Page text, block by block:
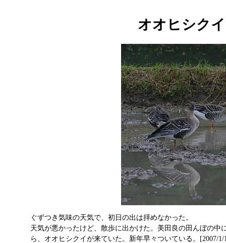
オオヒシクイ
ぐずつき気味の天気で、初日の出は拝めなかった。
天気が悪かったけど、散歩に出かけた。美田良の田んぼの中
ら、オオヒシクイが来ていた。新年早々ついている。[2007/1/